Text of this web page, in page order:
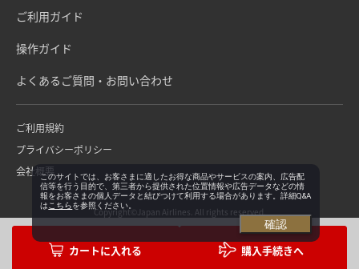
購入手続きへ
ご利用ガイド
操作ガイド
よくあるご質問・お問い合わせ
ご利用規約
プライバシーポリシー
会社概要
Copyright©Japan Airlines. All rights reserved.
このサイトでは、お客さまに適したお得な商品やサービスの案内、広告配
信等を行う目的で、第三者から提供された位置情報や広告データなどの情
報をお客さまの個人データと結びつけて利用する場合があります。詳細Q&A
は こちらを参照ください。
確認